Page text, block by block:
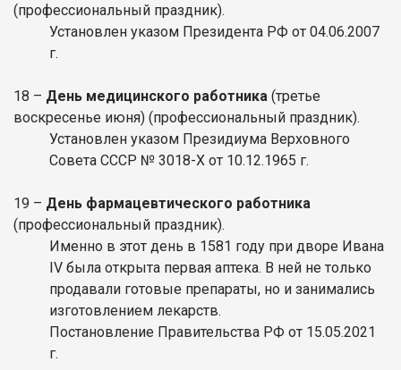
(профессиональный праздник).
Установлен указом Президента РФ от 04.06.2007
г.
18 – День медицинского работника (третье
воскресенье июня) (профессиональный праздник).
Установлен указом Президиума Верховного
Совета СССР № 3018-Х от 10.12.1965 г.
19 – День фармацевтического работника
(профессиональный праздник).
Именно в этот день в 1581 году при дворе Ивана
IV была открыта первая аптека. В ней не только
продавали готовые препараты, но и занимались
изготовлением лекарств.
Постановление Правительства РФ от 15.05.2021
г.